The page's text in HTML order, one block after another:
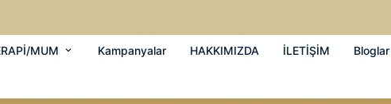
MUM Kampanyalar HAKKIMIZDA İLETİŞİM Bloglar